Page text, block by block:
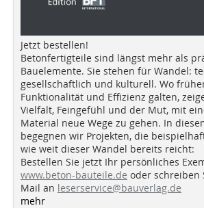
Jetzt bestellen!
Betonfertigteile sind längst mehr als
Bauelemente. Sie stehen für Wandel:
gesellschaftlich und kulturell. Wo
Funktionalität und Effizienz galten,
Vielfalt, Feingefühl und der Mut, mit
Material neue Wege zu gehen. In
begegnen wir Projekten, die
wie weit dieser Wandel bereits reicht:
Bestellen Sie jetzt Ihr persönliches
www.beton-bauteile.de oder schreiben
Mail an leserservice@bauverlag.de
mehr